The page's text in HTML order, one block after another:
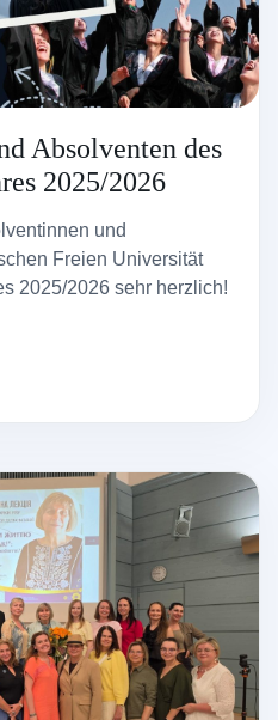
Absolventen des
2025/2026
und
Freien Universität
2025/2026 sehr herzlich!